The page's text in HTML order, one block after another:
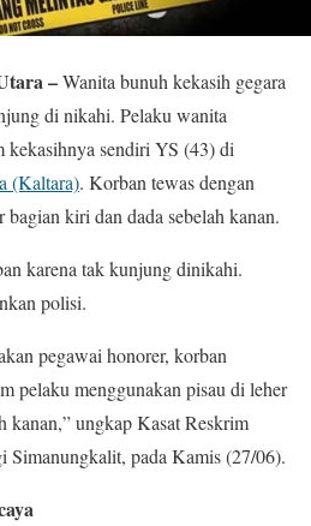
–Wanita bunuh kekasih gegara
di nikahi. Pelaku wanita
sendiri YS (43) di
(Kaltara). Korban tewas dengan
kiri dan dada sebelah kanan.
karena tak kunjung dinikahi.
polisi.
pegawai honorer, korban
pelaku menggunakan pisau di leher
kanan,” ungkap Kasat Reskrim
pada Kamis (27/06).